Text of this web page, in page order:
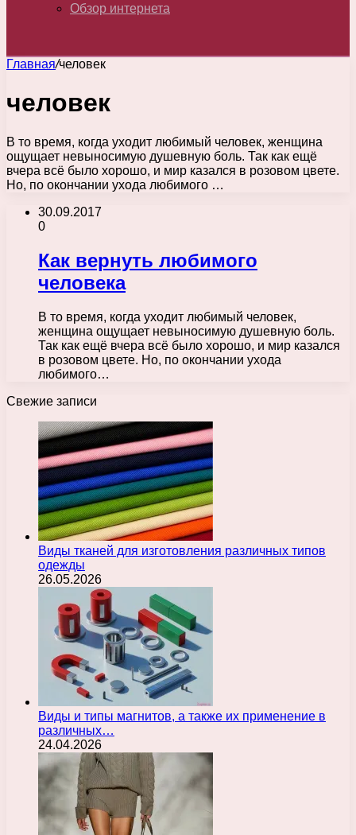
Обзор интернета
Главная/человек
человек
В то время, когда уходит любимый человек, женщина
ощущает невыносимую душевную боль. Так как ещё
вчера всё было хорошо, и мир казался в розовом цвете.
Но, по окончании ухода любимого …
30.09.2017
0
Как вернуть любимого
человека
В то время, когда уходит любимый человек,
женщина ощущает невыносимую душевную боль.
Так как ещё вчера всё было хорошо, и мир казался
в розовом цвете. Но, по окончании ухода
любимого…
Свежие записи
Виды тканей для изготовления различных типов
одежды
26.05.2026
Виды и типы магнитов, а также их применение в
различных…
24.04.2026